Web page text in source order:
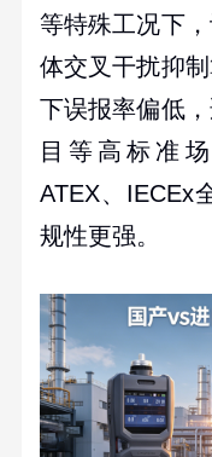
等特殊工况下
体交叉干扰抑
下误报率偏低
目等高标准
ATEX、 IECEx
规性更强。